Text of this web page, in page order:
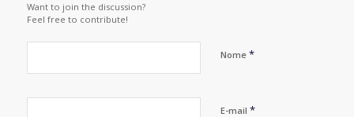
Want to join the discussion?
Feel free to contribute!
Nome *
E-mail *